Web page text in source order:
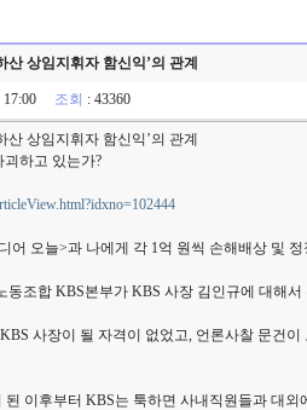
산 상임지휘자 함신익’의 관계
17:00 조회 : 43360
산 상임지휘자 함신익’의 관계
하고 있는가?
어 오늘>과 나에게 각 1억 원씩 손해배상 및
동조합 KBS본부가 KBS 사장 김인규에 대해서
사장이 될 자격이 없었고, 언론사찰 문건
이후부터 KBS는 툭하면 사내직원들과 대